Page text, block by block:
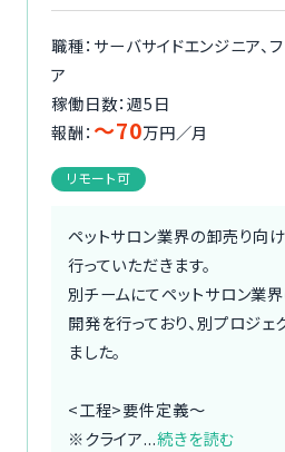
職種：サーバサイドエンジニア、
ア
稼働日数：週5日
報酬： 〜70万円／月
リモート可
ペットサロン業界の卸売り向
行っていただきます。
別チームにてペットサロン業
開発を行っており、別プロジェ
ました。
<工程>要件定義〜
※クライア...続きを読む